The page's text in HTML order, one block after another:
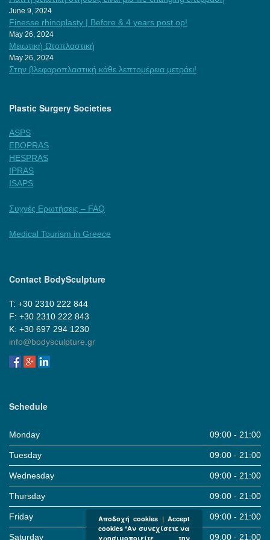
June 9, 2024
Finesse rhinoplasty | Before & 4 years post op!
May 26, 2024
Μειωτική Ωτοπλαστική
May 26, 2024
Στην βλεφαροπλαστική κάθε λεπτομέρεια μετράει!
Plastic Surgery Societies
ASPS
EBOPRAS
HESPRAS
IPRAS
ISAPS
Συχνές Ερωτήσεις – FAQ
Medical Tourism in Greece
Contact BodySculpture
Τ: +30 2310 222 844
F: +30 2310 222 843
Κ: +30 697 294 1230
info@bodysculpture.gr
Schedule
Monday 09:00 - 21:00
Tuesday 09:00 - 21:00
Wednesday 09:00 - 21:00
Thursday 09:00 - 21:00
Friday 09:00 - 21:00
Saturday 09:00 - 21:00
Αποδοχή cookies | Accept
cookies *Αν συνεχίσετε να
χρησιμοποιείτε την